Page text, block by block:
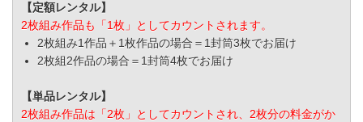
【定額レンタル】
2枚組み作品も「1枚」としてカウントされます。
2枚組み1作品＋1枚作品の場合＝1封筒3枚でお届け
2枚組2作品の場合＝1封筒4枚でお届け
【単品レンタル】
2枚組み作品は「2枚」としてカウントされ、2枚分の料金がか